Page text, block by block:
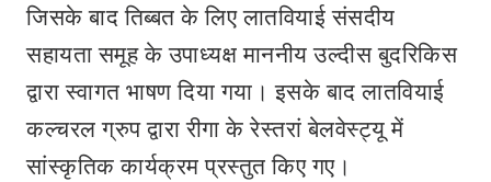
जिसके बाद तिब्बत के लिए लातवियाई संसदीय
सहायता समूह के उपाध्यक्ष माननीय उल्दीस बुदरिकिस
द्वारा स्वागत भाषण दिया गया। इसके बाद लातवियाई
कल्चरल ग्रुप द्वारा रीगा के रेस्तरां बेलवेस्ट्यू में
सांस्कृतिक कार्यक्रम प्रस्तुत किए गए।